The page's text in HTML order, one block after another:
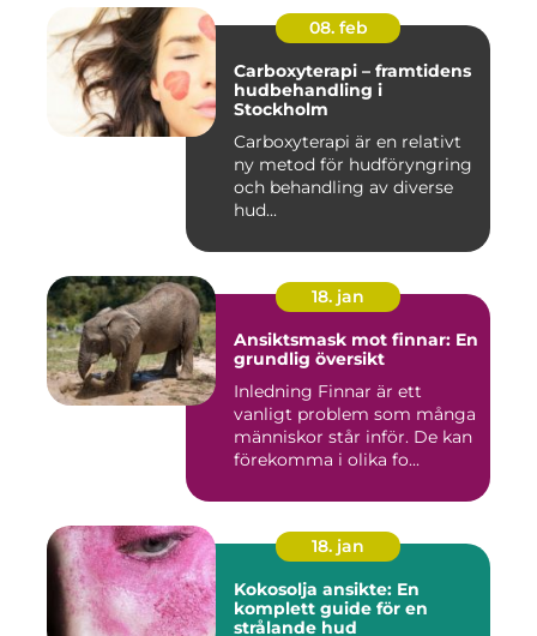
08. feb
Carboxyterapi – framtidens
hudbehandling i
Stockholm
Carboxyterapi är en relativt
ny metod för hudföryngring
och behandling av diverse
hud...
18. jan
Ansiktsmask mot finnar: En
grundlig översikt
Inledning Finnar är ett
vanligt problem som många
människor står inför. De kan
förekomma i olika fo...
18. jan
Kokosolja ansikte: En
komplett guide för en
strålande hud